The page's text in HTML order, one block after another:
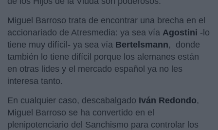
Miguel Barroso trata de encontrar una brecha en el
accionariado de Atresmedia: ya sea vía Agostini -lo
tiene muy difícil- ya sea vía Bertelsmann,
donde
también lo tiene difícil porque los alemanes están
en otras lides y el mercado español ya no les
interesa tanto.
En cualquier caso, descabalgado Iván Redondo,
Miguel Barroso se ha convertido en el
plenipotenciario del Sanchismo para controlar los